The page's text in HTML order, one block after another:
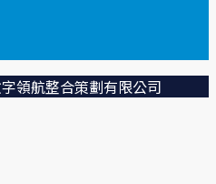
領航整合策劃有限公司